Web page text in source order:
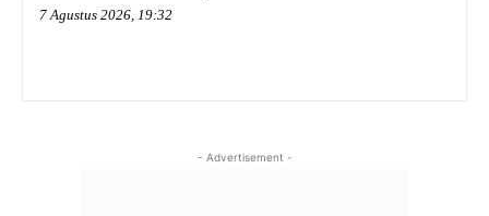
7 Agustus 2026, 19:32
- Advertisement -